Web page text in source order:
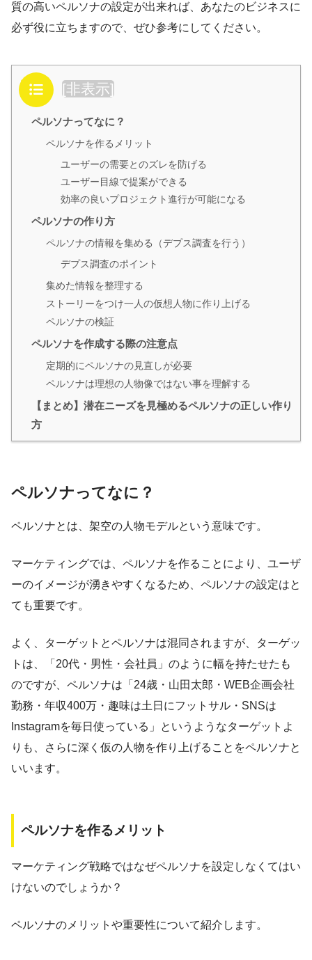
質の高いペルソナの設定が出来れば、あなたのビジネスに
必ず役に立ちますので、ぜひ参考にしてください。
目次 [非表示]
ペルソナってなに？
ペルソナを作るメリット
ユーザーの需要とのズレを防げる
ユーザー目線で提案ができる
効率の良いプロジェクト進行が可能になる
ペルソナの作り方
ペルソナの情報を集める（デプス調査を行う）
デプス調査のポイント
集めた情報を整理する
ストーリーをつけ一人の仮想人物に作り上げる
ペルソナの検証
ペルソナを作成する際の注意点
定期的にペルソナの見直しが必要
ペルソナは理想の人物像ではない事を理解する
【まとめ】潜在ニーズを見極めるペルソナの正しい作り
方
ペルソナってなに？
ペルソナとは、架空の人物モデルという意味です。
マーケティングでは、ペルソナを作ることにより、ユーザ
ーのイメージが湧きやすくなるため、ペルソナの設定はと
ても重要です。
よく、ターゲットとペルソナは混同されますが、ターゲッ
トは、「20代・男性・会社員」のように幅を持たせたも
のですが、ペルソナは「24歳・山田太郎・WEB企画会社
勤務・年収400万・趣味は土日にフットサル・SNSは
Instagramを毎日使っている」というようなターゲットよ
りも、さらに深く仮の人物を作り上げることをペルソナと
いいます。
ペルソナを作るメリット
マーケティング戦略ではなぜペルソナを設定しなくてはい
けないのでしょうか？
ペルソナのメリットや重要性について紹介します。